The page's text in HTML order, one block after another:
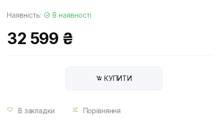
Наявність: В наявності
32 599 ₴
КУПИТИ
В закладки Порівняння